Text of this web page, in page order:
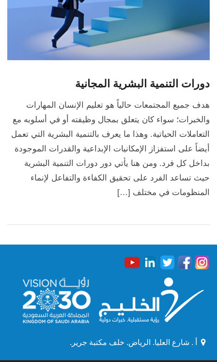
دورات التنمية البشرية المجانية
هدف جميع المجتمعات حالياً هو تعليم الإنسان المهارات
والخبرات؛ سواء كان يتعلق بمجال وظيفته أو في أسلوبه مع
التعاملات الحياتية. وهذا ما يعرف بالتنمية البشرية التي تعمل
أيضاً على استفزاز الإمكانيات الإبداعية والقدرات الموجودة
بداخل كل فرد. ومن هنا يأتي دور دورات التنمية البشرية
حيث تساعد الفرد على تحقيق الكفاءة والتفاعل لإنماء
المنظومات في مختلف […]
أ . شارع العليا. الرياض. خلف مكتبة جرير.